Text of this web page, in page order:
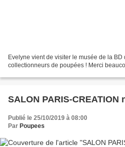
Evelyne vient de visiter le musée de la
collectionneurs de poupées ! Merci
SALON PARIS-CREATION
Publié le 25/10/2019 à 08:00
Par Poupees